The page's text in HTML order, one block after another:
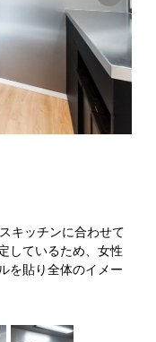
キッチンに合わせて
しているため、女性
を貼り全体のイメー